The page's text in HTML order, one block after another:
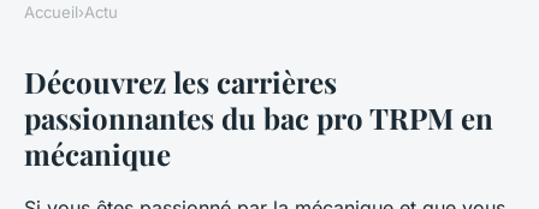
Découvrez les carrières
passionnantes du bac pro
trpm en mécanique
Accueil›Actu
Découvrez les carrières
passionnantes du bac pro TRPM en
mécanique